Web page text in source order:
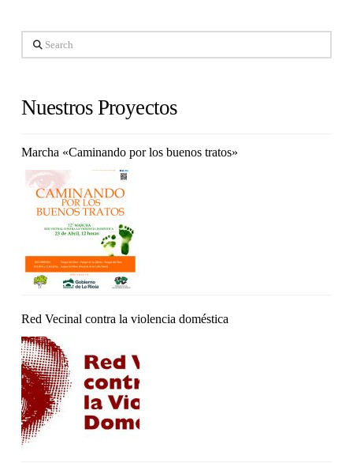
Search
Nuestros Proyectos
Marcha «Caminando por los buenos tratos»
Red Vecinal contra la violencia doméstica